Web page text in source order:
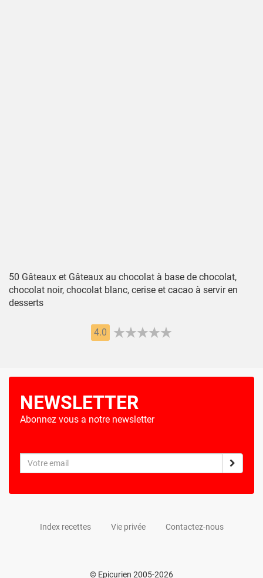
50 Gâteaux et Gâteaux au chocolat à base de chocolat,
chocolat noir, chocolat blanc, cerise et cacao à servir en
desserts
4.0
NEWSLETTER
Abonnez vous a notre newsletter
Index recettes Vie privée Contactez-nous
© Epicurien 2005-2026